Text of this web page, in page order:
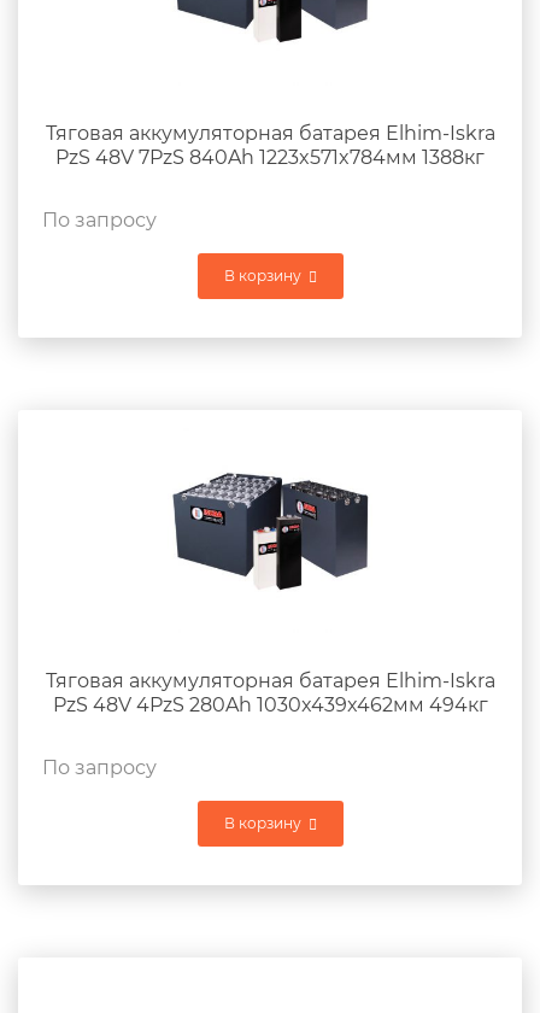
Тяговая аккумуляторная батарея Elhim-Iskra
PzS 48V 7PzS 840Ah 1223x571x784мм 1388кг
По запросу
В корзину
Тяговая аккумуляторная батарея Elhim-Iskra
PzS 48V 4PzS 280Ah 1030x439x462мм 494кг
По запросу
В корзину